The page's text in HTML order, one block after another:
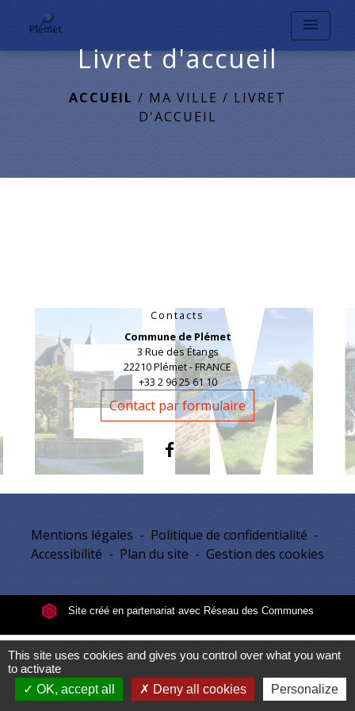
menu
Livret d'accueil
ACCUEIL / MA VILLE / LIVRET
D'ACCUEIL
Contacts
Commune de Plémet
3 Rue des Étangs
22210 Plémet - FRANCE
+33 2 96 25 61 10
Contact par formulaire
Mentions légales - Politique de confidentialité -
Accessibilité - Plan du site - Gestion des cookies
Site créé en partenariat avec Réseau des Communes
This site uses cookies and gives you control over what you want
to activate
OK, accept all
Deny all cookies Personalize